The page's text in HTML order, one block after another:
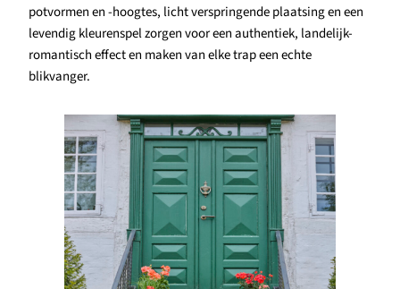
potvormen en -hoogtes, licht verspringende plaatsing en een
levendig kleurenspel zorgen voor een authentiek, landelijk-
romantisch effect en maken van elke trap een echte
blikvanger.